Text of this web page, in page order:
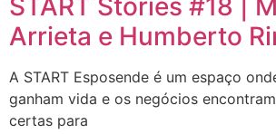
Arrieta e Humberto
A START Esposende é um espaço
ganham vida e os negócios
certas para